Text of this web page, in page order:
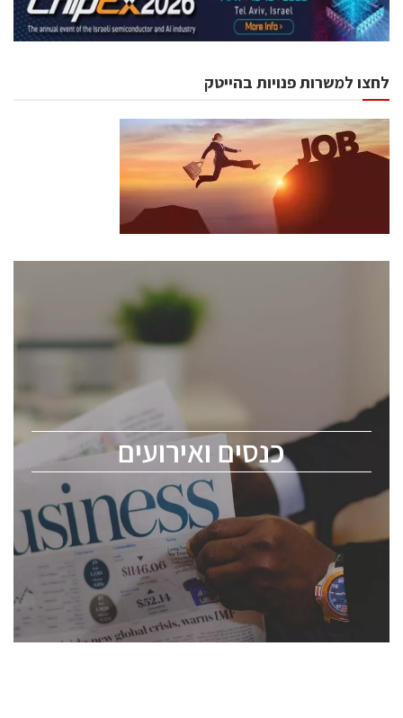
לחצו למשרות פנויות בהייטק
כנסים ואירועים
כנסים ואירועים
לכל העוסקים בתעשיית הסמיקונדקטור כולל מהנדסים,
ChipEx2026 will be held on May 12-13, 2026. The
conference is intended for everyone involved in the
semiconductor industry, including engineers,
professional experts, and senior executives.
לחץ לפרטים